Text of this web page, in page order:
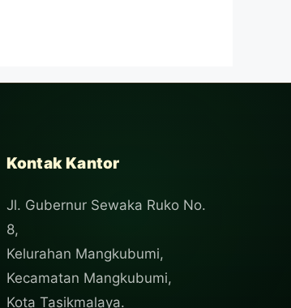
Kontak Kantor
Jl. Gubernur Sewaka Ruko No.
8,
Kelurahan Mangkubumi,
Kecamatan Mangkubumi,
Kota Tasikmalaya.